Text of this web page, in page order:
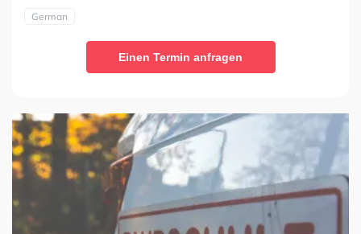
German
Einen Termin anfragen